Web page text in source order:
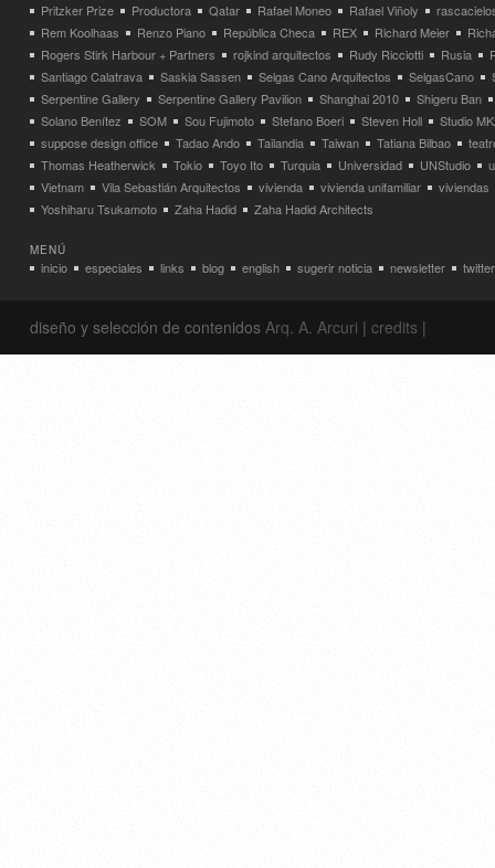
Pritzker Prize
Productora Qatar Rafael Moneo Rafael Viñoly
Rem Koolhaas
Renzo Piano República Checa REX Richard Meier
Rogers Stirk Harbour + Partners
rojkind arquitectos Rudy Ricciotti Rusia
Santiago Calatrava
Saskia Sassen Selgas Cano Arquitectos SelgasCano
Serpentine Gallery
Serpentine Gallery Pavilion Shanghai 2010
Shigeru Ban
Solano Benítez
SOM Sou Fujimoto Stefano Boeri Steven Holl
Studio
suppose design office
Tadao Ando Tailandia Taiwan Tatiana Bilbao
Thomas Heatherwick
Tokio Toyo Ito Turquia Universidad UNStudio
Vietnam
Vila Sebastián Arquitectos vivienda vivienda unifamiliar
viviendas
Yoshiharu Tsukamoto
Zaha Hadid Zaha Hadid Architects
MENÚ
inicio especiales links blog english sugerir noticia newsletter twitter
diseño y selección de contenidos Arq. A. Arcuri | credits |